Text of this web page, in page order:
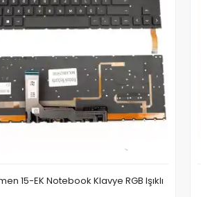
15-EK Notebook Klavye RGB Işıklı